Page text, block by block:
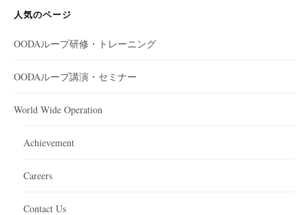
ョ
人気のページ
OODAループ研修・トレーニング
OODAループ講演・セミナー
World Wide Operation
Achievement
Careers
Contact Us